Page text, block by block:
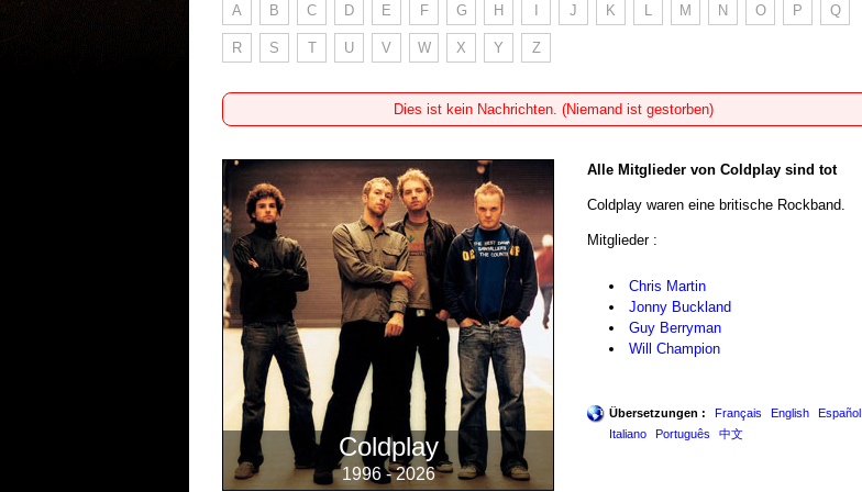
A B C D E F G H J K L M N O P Q
R S T U V W X Y Z
Dies ist kein Nachrichten. (Niemand ist gestorben)
Coldplay
1996 - 2026
Alle Mitglieder von Coldplay sind tot
Coldplay waren eine britische Rockband.
Mitglieder :
Chris Martin
Jonny Buckland
Guy Berryman
Will Champion
Übersetzungen : Français English
Español
Italiano
Português 中文